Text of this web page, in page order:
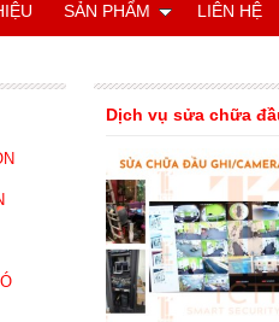
Dịch vụ sửa chữa
SẢN PHẨM LIÊN HỆ